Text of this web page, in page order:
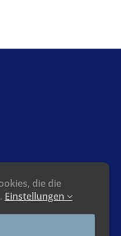
die die
Einstellungen